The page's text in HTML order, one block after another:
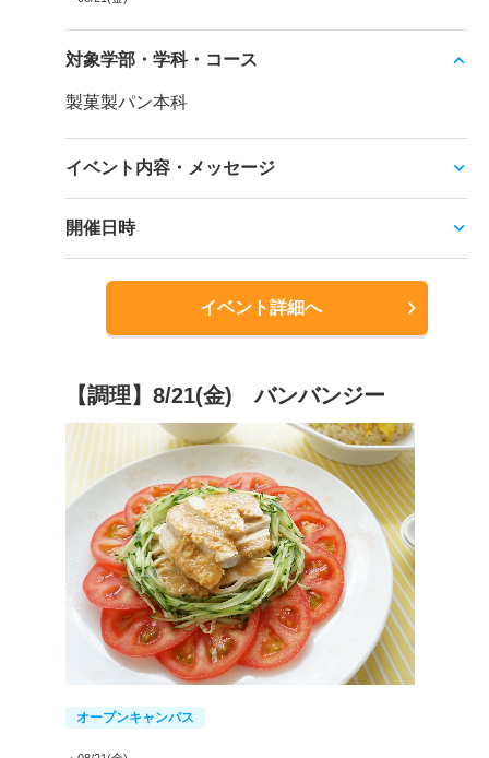
対象学部・学科・コース
製菓製パン本科
イベント内容・メッセージ
開催日時
イベント詳細へ
【調理】8/21(金) バンバンジー
オープンキャンパス